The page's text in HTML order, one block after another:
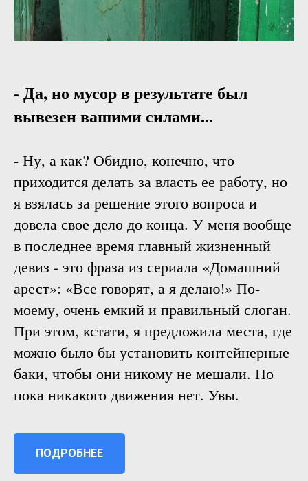
- Да, но мусор в результате был
вывезен вашими силами...
- Ну, а как? Обидно, конечно, что
приходится делать за власть ее работу, но
я взялась за решение этого вопроса и
довела свое дело до конца. У меня вообще
в последнее время главный жизненный
девиз - это фраза из сериала «Домашний
арест»: «Все говорят, а я делаю!» По-
моему, очень емкий и правильный слоган.
При этом, кстати, я предложила места, где
можно было бы установить контейнерные
баки, чтобы они никому не мешали. Но
пока никакого движения нет. Увы.
ПОДРОБНЕЕ